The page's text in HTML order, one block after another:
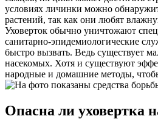
условиях личинки можно
растений, так как они любят
Уховерток обычно уничтожают
санитарно-эпидемиологические
быстро вызвать. Ведь существует
насекомых. Хотя и существуют
народные и домашние методы,
Опасна ли уховертка